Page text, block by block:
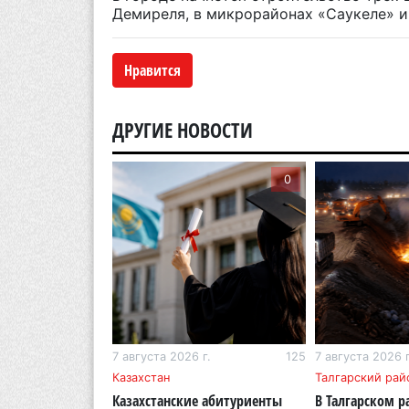
Демиреля, в микрорайонах «Саукеле»
Нравится
ДРУГИЕ НОВОСТИ
0
7 августа 2026 г.
125
Казахстан
Казахстанские абитуриенты
7 августа 2026
Талгарский
В Талгарском